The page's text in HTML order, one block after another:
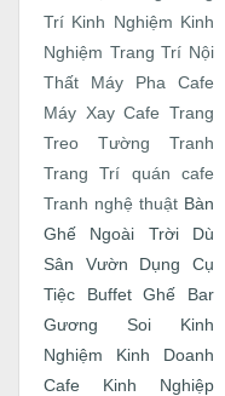
Trí Kinh Nghiệm Kinh
Nghiệm Trang Trí Nội
Thất
Máy Pha Cafe
Máy Xay Cafe
Trang
Treo Tường
Tranh
Trang Trí quán cafe
Tranh nghệ thuật Bàn
Ghế Ngoài Trời
Dù
Sân Vườn
Dụng Cụ
Tiệc Buffet
Ghế Bar
Gương Soi
Kinh
Nghiệm Kinh Doanh
Cafe
Kinh Nghiệp